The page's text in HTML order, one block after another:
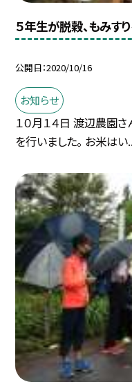
５年生が脱穀、もみす
公開日 2020/10/16
お知らせ
１０月１４日 渡辺農園
を行いました。 お米はい